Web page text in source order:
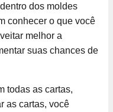
dos moldes
conhecer o que você
melhor a
suas chances de
todas as cartas,
as cartas, você